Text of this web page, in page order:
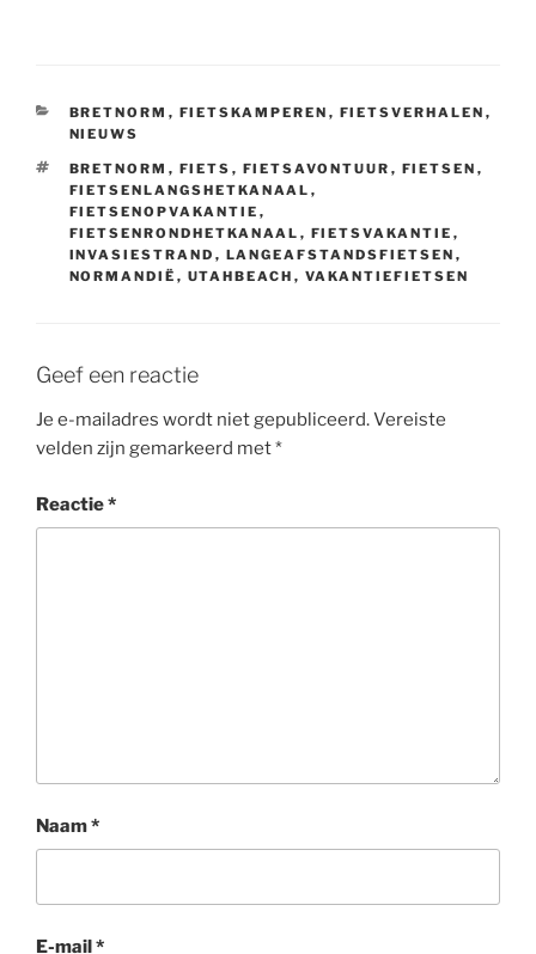
CATEGORIEËN
BRETNORM , FIETSKAMPEREN , FIETSVERHALEN ,
NIEUWS
TAGS
BRETNORM , FIETS , FIETSAVONTUUR , FIETSEN ,
FIETSENLANGSHETKANAAL ,
FIETSENOPVAKANTIE ,
FIETSENRONDHETKANAAL , FIETSVAKANTIE ,
INVASIESTRAND , LANGEAFSTANDSFIETSEN ,
NORMANDIË , UTAHBEACH , VAKANTIEFIETSEN
Geef een reactie
Je e-mailadres wordt niet gepubliceerd.Vereiste
velden zijn gemarkeerd met*
Reactie*
Naam*
E-mail*